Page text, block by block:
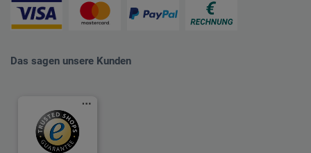
Das sagen unsere Kunden